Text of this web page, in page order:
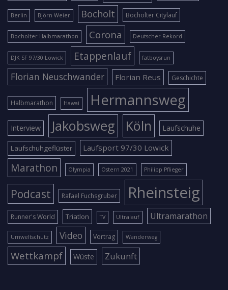
Berlin Björn Weier Bocholt Bocholter Citylauf
Bocholter Halbmarathon Corona Deutscher Rekord
DJK SF 97/30 Lowick Etappenlauf fatboysrun
Florian Neuschwander Florian Reus Geschichte
Halbmarathon Hawai Hermannsweg
Interview Jakobsweg Köln Laufschuhe
Laufschuhgeflüster Laufsport 97/30 Lowick
Marathon Olympia Ostern 2021 Philipp Pflieger
Podcast Rafael Fuchsgruber Rheinsteig
Runner's World Triatlon TV Ultralauf Ultramarathon
Umweltschutz Video Vortrag Wanderweg
Wettkampf Wüste Zukunft